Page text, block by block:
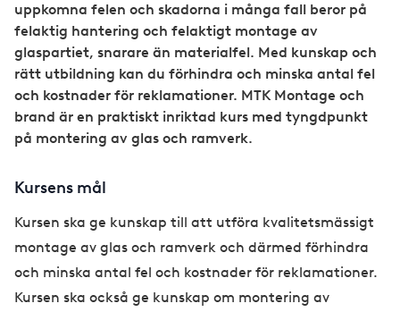
uppkomna felen och skadorna i många fall beror på
felaktig hantering och felaktigt montage av
glaspartiet, snarare än materialfel. Med kunskap och
rätt utbildning kan du förhindra och minska antal fel
och kostnader för reklamationer. MTK Montage och
brand är en praktiskt inriktad kurs med tyngdpunkt
på montering av glas och ramverk.
Kursens mål
Kursen ska ge kunskap till att utföra kvalitetsmässigt
montage av glas och ramverk och därmed förhindra
och minska antal fel och kostnader för reklamationer.
Kursen ska också ge kunskap om montering av